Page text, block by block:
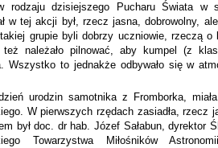
rodzaju dzisiejszego Pucharu Świata w
w tej akcji był, rzecz jasna, dobrowolny,
grupie byli dobrzy uczniowie, rzeczą o
też należało pilnować, aby kumpel (z
Wszystko to jednakże odbywało się w
urodzin samotnika z Fromborka,
W pierwszych rzędach zasiadła, rzecz
był doc. dr hab. Józef Sałabun, dyrektor
Towarzystwa Miłośników